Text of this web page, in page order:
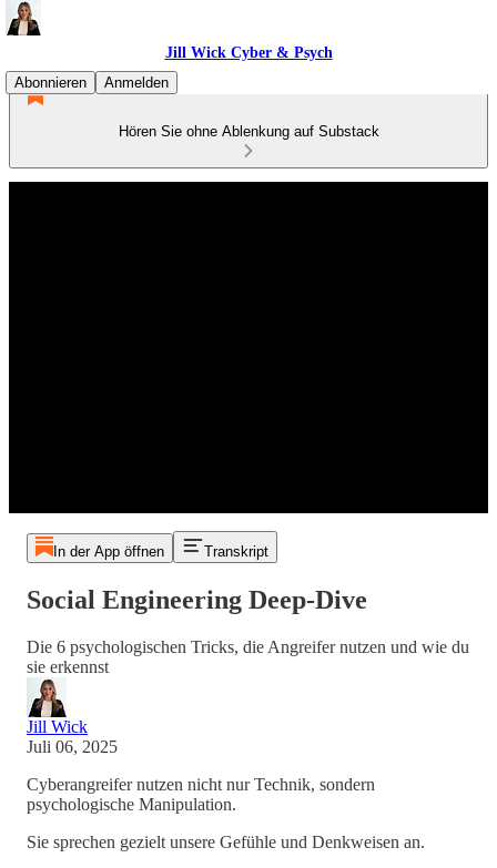
Jill Wick Cyber & Psych
Abonnieren
Anmelden
Hören Sie ohne Ablenkung auf Substack
In der App öffnen Transkript
Social Engineering Deep-Dive
Die 6 psychologischen Tricks, die Angreifer nutzen und wie du
sie erkennst
Jill Wick
Juli 06, 2025
Cyberangreifer nutzen nicht nur Technik, sondern
psychologische Manipulation.
Sie sprechen gezielt unsere Gefühle und Denkweisen an.